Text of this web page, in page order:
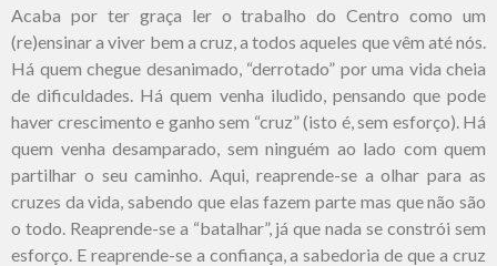
Acaba por ter graça ler o trabalho do Centro como um
(re)ensinar a viver bem a cruz, a todos aqueles que vêm até nós.
Há quem chegue desanimado, “derrotado” por uma vida cheia
de dificuldades. Há quem venha iludido, pensando que pode
haver crescimento e ganho sem “cruz” (isto é, sem esforço). Há
quem venha desamparado, sem ninguém ao lado com quem
partilhar o seu caminho. Aqui, reaprende-se a olhar para as
cruzes da vida, sabendo que elas fazem parte mas que não são
o todo. Reaprende-se a “batalhar”, já que nada se constrói sem
esforço. E reaprende-se a confiança, a sabedoria de que a cruz